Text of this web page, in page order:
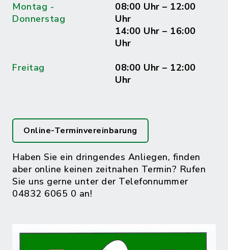
Montag -
Donnerstag
08:00 Uhr – 12:00
Uhr
14:00 Uhr – 16:00
Uhr
Freitag
08:00 Uhr – 12:00
Uhr
Online-Terminvereinbarung
Haben Sie ein dringendes Anliegen, finden
aber online keinen zeitnahen Termin? Rufen
Sie uns gerne unter der Telefonnummer
04832 6065 0 an!